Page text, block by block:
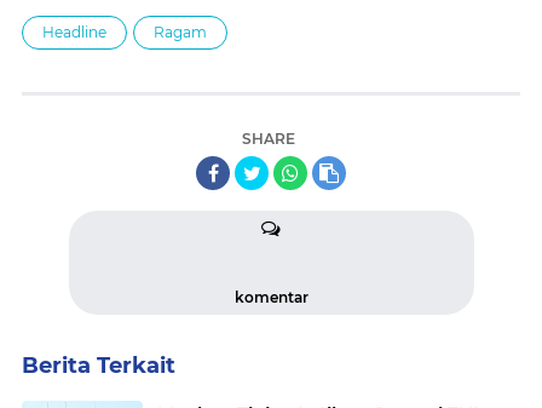
Headline Ragam
SHARE
komentar
Berita Terkait